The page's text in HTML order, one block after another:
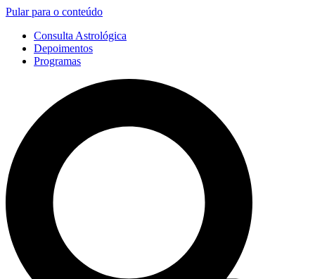
Pular para o conteúdo
Consulta Astrológica
Depoimentos
Programas